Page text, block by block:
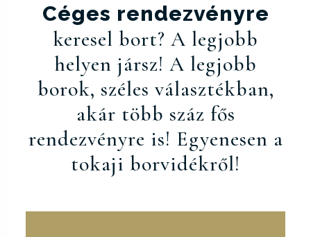
Céges rendezvényre
keresel bort? A legjobb
helyen jársz! A legjobb
borok, széles választékban,
akár több száz fős
rendezvényre is! Egyenesen a
tokaji borvidékről!